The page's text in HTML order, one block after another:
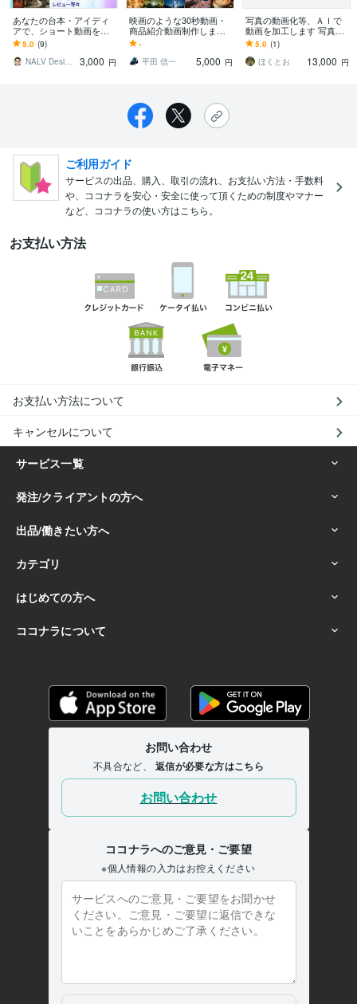
あなたの台本・アイディ
アで、ショート動画を作
ります 丸投げもOK！台本
や写真からAI動画作成・
音声や編集まで完結
5.0 (9)
NALV Design Lab
3,000 円
映画のような30秒動画・
商品紹介動画制作します
ポートフォリオ型の30秒
前後の動画を制作いたし
ます
-
平田 信一
5,000 円
写真の動画化等、ＡＩで
動画を加工します 写真の
動画化、ディープフェイ
クその他ＡＩで動画を加
工します。
5.0 (1)
ほくとお
13,000 円
ご利用ガイド
サービスの出品、購入、取引の流れ、お支払い方法・手数料
や、ココナラを安心・安全に使って頂くための制度やマナー
など、ココナラの使い方はこちら。
お支払い方法
お支払い方法について
キャンセルについて